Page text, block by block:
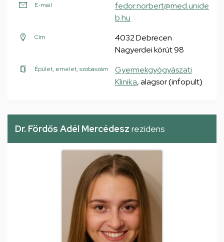
E-mail
fedor.norbert@med.unide
b.hu
Cím
4032 Debrecen
Nagyerdei körút 98
Épület, emelet, szobaszám
Gyermekgyógyászati
Klinika, alagsor (infopult)
Dr. Fördős Adél Mercédesz rezidens